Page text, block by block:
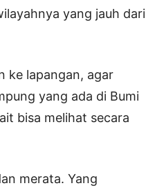
yang jauh dari
ke lapangan, agar
yang ada di Bumi
bisa melihat secara
merata. Yang